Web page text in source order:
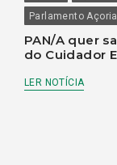
Parlamento
PAN/A quer
do Cuidador
LER NOTÍCIA